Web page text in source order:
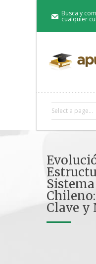
Busca y
cualquier
Select a page...
Clave y